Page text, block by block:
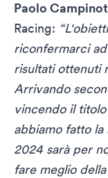
Paolo
Racing:
riconfermarci
risultati ottenuti
Arrivando
vincendo il
abbiamo fatto
2024 sarà per
fare meglio